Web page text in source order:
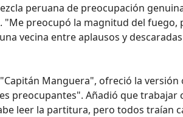
peruana de preocupación
"Me preocupó la magnitud del fuego,
vecina entre aplausos y
Manguera", ofreció la versión
preocupantes". Añadió que trabajar
leer la partitura, pero todos traían